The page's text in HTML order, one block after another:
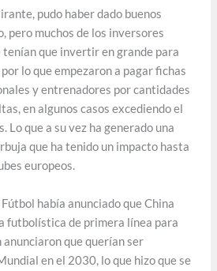
pudo haber dado buenos
pero muchos de los inversores
que invertir en grande para
lo que empezaron a pagar fichas
y entrenadores por cantidades
en algunos casos excediendo el
Lo que a su vez ha generado una
que ha tenido un impacto hasta
europeos.
había anunciado que China
futbolística de primera línea para
que querían ser
en el 2030, lo que hizo que se